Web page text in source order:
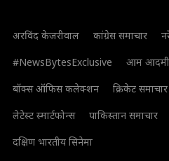
अरविंद केजरीवाल कांग्रेस समाचार
#NewsBytesExclusive
आम आदमी
बॉक्स ऑफिस कलेक्शन
क्रिकेट समाचार
लेटेस्ट स्मार्टफोन्स
पाकिस्तान समाचार
दक्षिण भारतीय सिनेमा